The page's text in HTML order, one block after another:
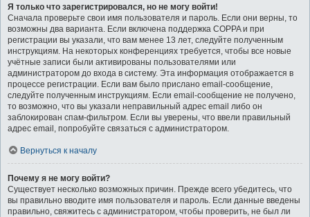
Я только что зарегистрировался, но не могу войти!
Сначала проверьте свои имя пользователя и пароль. Если они верны, то
возможны два варианта. Если включена поддержка COPPA и при
регистрации вы указали, что вам менее 13 лет, следуйте полученным
инструкциям. На некоторых конференциях требуется, чтобы все новые
учётные записи были активированы пользователями или
администратором до входа в систему. Эта информация отображается в
процессе регистрации. Если вам было прислано email-сообщение,
следуйте полученным инструкциям. Если email-сообщение не получено,
то возможно, что вы указали неправильный адрес email либо он
заблокирован спам-фильтром. Если вы уверены, что ввели правильный
адрес email, попробуйте связаться с администратором.
Вернуться к началу
Почему я не могу войти?
Существует несколько возможных причин. Прежде всего убедитесь, что
вы правильно вводите имя пользователя и пароль. Если данные введены
правильно, свяжитесь с администратором, чтобы проверить, не был ли